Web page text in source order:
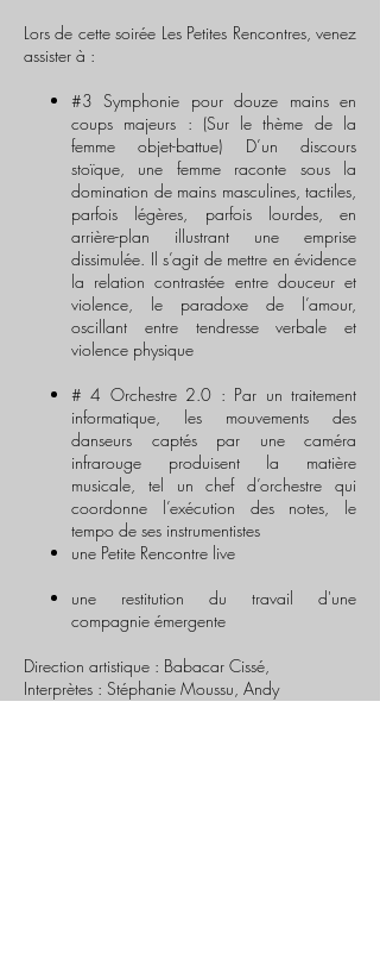
Lors de cette soirée Les Petites Rencontres, venez
assister à :
#3 Symphonie pour douze mains en
coups majeurs : (Sur le thème de la
femme objet-battue) D’un discours
stoïque, une femme raconte sous la
domination de mains masculines, tactiles,
parfois légères, parfois lourdes, en
arrière-plan illustrant une emprise
dissimulée. Il s’agit de mettre en évidence
la relation contrastée entre douceur et
violence, le paradoxe de l’amour,
oscillant entre tendresse verbale et
violence physique
# 4 Orchestre 2.0 : Par un traitement
informatique, les mouvements des
danseurs captés par une caméra
infrarouge produisent la matière
musicale, tel un chef d’orchestre qui
coordonne l’exécution des notes, le
tempo de ses instrumentistes
une Petite Rencontre live ​
une restitution du travail d'une
compagnie émergente
Direction artistique : Babacar Cissé,
Interprètes : Stéphanie Moussu, Andy